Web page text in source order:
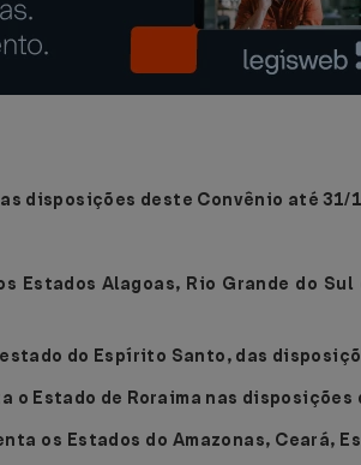
disposições deste Convênio até 31/
Estados Alagoas, Rio Grande do
do Espírito Santo, das
o Estado de Roraima nas disposições
os Estados do Amazonas, Ceará,